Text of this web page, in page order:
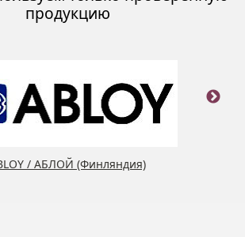
продукцию
/ АБЛОЙ (Финляндия)